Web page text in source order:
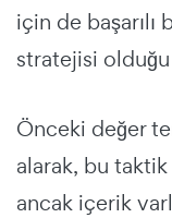
için de
stratejisi olduğu
Önceki değer
alarak, bu taktik
ancak içerik